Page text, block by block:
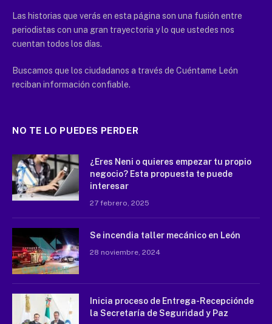
Las historias que verás en esta página son una fusión entre
periodistas con una gran trayectoria y lo que ustedes nos
cuentan todos los días.
Buscamos que los ciudadanos a través de Cuéntame León
reciban información confiable.
NO TE LO PUEDES PERDER
¿Eres Neni o quieres empezar tu propio
negocio? Esta propuesta te puede
interesar
27 febrero, 2025
Se incendia taller mecánico en León
28 noviembre, 2024
Inicia proceso de Entrega-Recepciónde
la Secretaría de Seguridad y Paz